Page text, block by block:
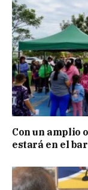
Con un amplio
estará en el